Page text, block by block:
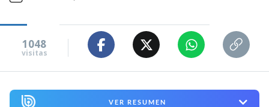
1048
visitas
VER RESUMEN